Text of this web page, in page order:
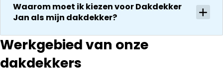
Waarom moet ik kiezen voor Dakdekker
Jan als mijn dakdekker?
Werkgebied van onze
dakdekkers